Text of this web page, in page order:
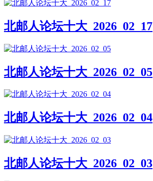
北邮人论坛十大_2026_02_17
北邮人论坛十大_2026_02_05
北邮人论坛十大_2026_02_04
北邮人论坛十大_2026_02_03